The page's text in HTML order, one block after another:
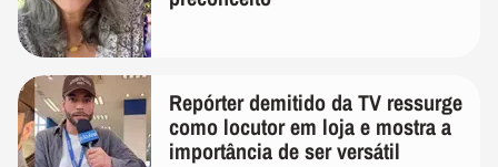
Repórter demitido da TV ressurge
como locutor em loja e mostra a
importância de ser versátil